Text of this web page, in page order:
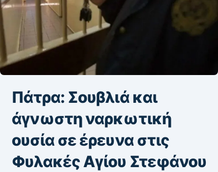
Πάτρα: Σουβλιά και
άγνωστη ναρκωτική
ουσία σε έρευνα στις
Φυλακές Αγίου Στεφάνου